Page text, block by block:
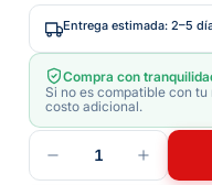
Entrega estimada: 2–5
Compra con
Si no es compatible con
costo adicional.
1